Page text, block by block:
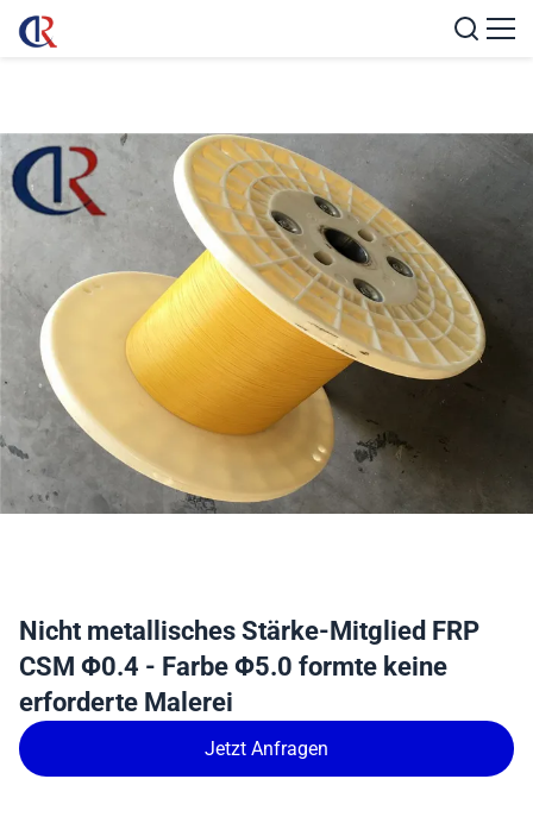
Nicht metallisches Stärke-Mitglied FRP
CSM Φ0.4 - Farbe Φ5.0 formte keine
erforderte Malerei
Jetzt Anfragen